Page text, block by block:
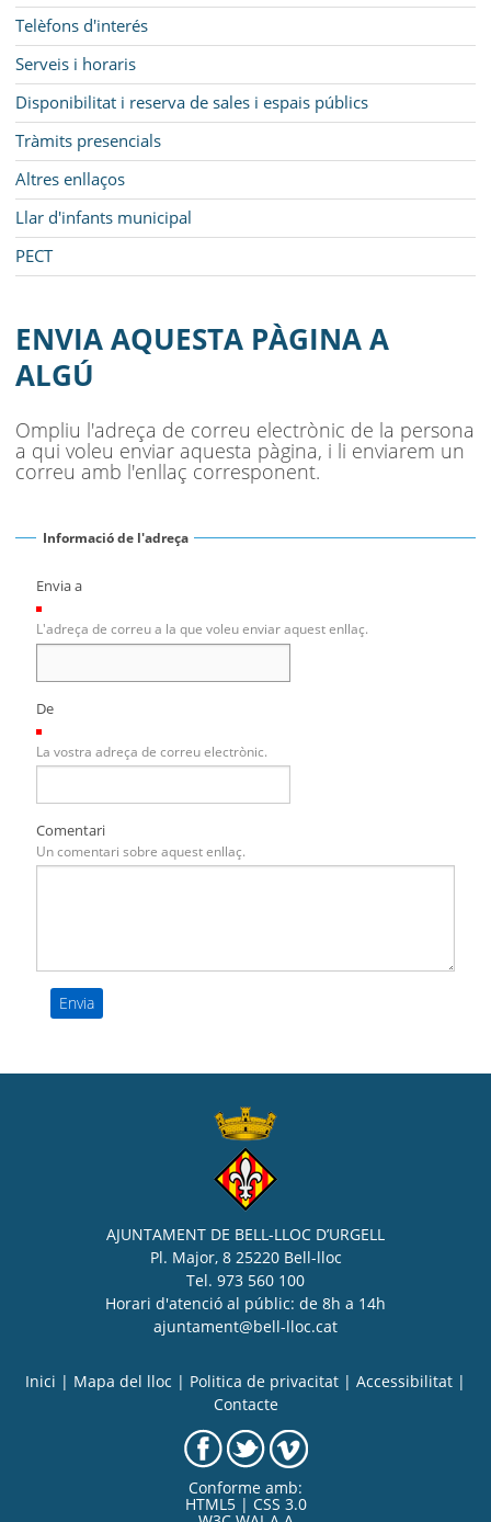
Telèfons d'interés
Serveis i horaris
Disponibilitat i reserva de sales i espais públics
Tràmits presencials
Altres enllaços
Llar d'infants municipal
PECT
ENVIA AQUESTA PÀGINA A
ALGÚ
Ompliu l'adreça de correu electrònic de la persona
a qui voleu enviar aquesta pàgina, i li enviarem un
correu amb l'enllaç corresponent.
Informació de l'adreça
Envia a
L'adreça de correu a la que voleu enviar aquest enllaç.
De
La vostra adreça de correu electrònic.
Comentari
Un comentari sobre aquest enllaç.
AJUNTAMENT DE BELL-LLOC D’URGELL
Pl. Major, 8 25220 Bell-lloc
Tel. 973 560 100
Horari d'atenció al públic: de 8h a 14h
ajuntament@bell-lloc.cat
Inici Mapa del lloc Politica de privacitat Accessibilitat
Contacte
Conforme amb:
HTML5 | CSS 3.0